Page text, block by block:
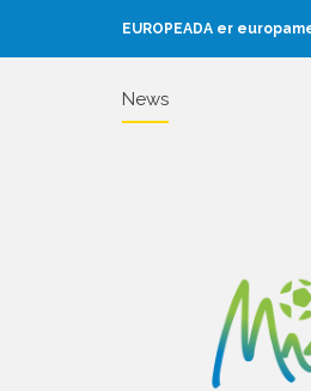
EUROPEADA er
News